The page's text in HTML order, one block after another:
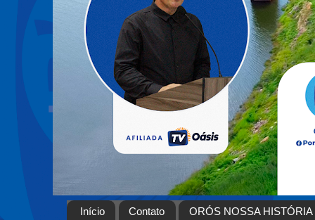
Início Contato ORÓS NOSSA HISTÓRIA